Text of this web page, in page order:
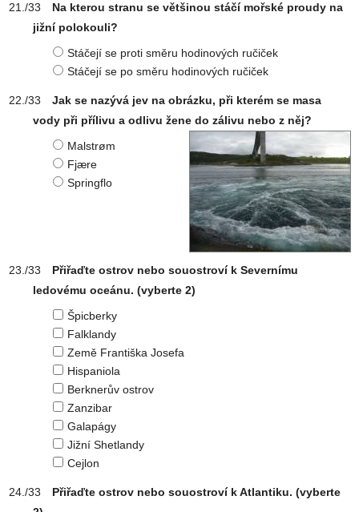
Na kterou stranu se většinou stáčí mořské proudy na
jižní polokouli?
Stáčejí se proti směru hodinových ručiček
Stáčejí se po směru hodinových ručiček
Jak se nazývá jev na obrázku, při kterém se masa
vody při přílivu a odlivu žene do zálivu nebo z něj?
Malstrøm
Fjære
Springflo
Přiřaďte ostrov nebo souostroví k Severnímu
ledovému oceánu. (vyberte 2)
Špicberky
Falklandy
Země Františka Josefa
Hispaniola
Berknerův ostrov
Zanzibar
Galapágy
Jižní Shetlandy
Cejlon
Přiřaďte ostrov nebo souostroví k Atlantiku. (vyberte